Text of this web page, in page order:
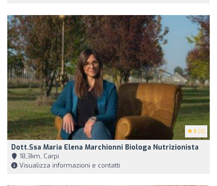
5 (3)
Dott.ssa Maria Elena Marchionni Biologa Nutrizionista
18,3km, Carpi
Visualizza informazioni e contatti